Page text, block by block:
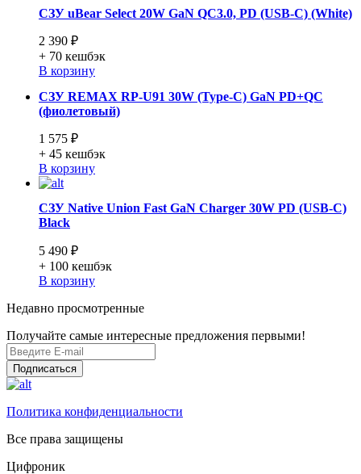
СЗУ uBear Select 20W GaN QC3.0, PD (USB-C) (White)
2 390 ₽
+ 70 кешбэк
В корзину
СЗУ REMAX RP-U91 30W (Type-C) GaN PD+QC
(фиолетовый)
1 575 ₽
+ 45 кешбэк
В корзину
СЗУ Native Union Fast GaN Charger 30W PD (USB-C)
Black
5 490 ₽
+ 100 кешбэк
В корзину
Недавно просмотренные
Получайте самые интересные предложения первыми!
Подписаться
Политика конфиденциальности
Все права защищены
Цифроник